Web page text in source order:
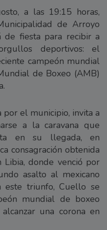
a las 19:15 horas,
de Arroyo
de fiesta para recibir a
deportivos: el
campeón mundial
de Boxeo (AMB)
por el municipio, invita a
a la caravana que
en su llegada, en
consagración obtenida
donde venció por
asalto al mexicano
este triunfo, Cuello se
mundial de boxeo
una corona en